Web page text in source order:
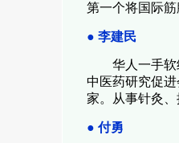
第一个将国际
● 李建民
华人一手
中医药研究促
家。从事针灸
● 付勇